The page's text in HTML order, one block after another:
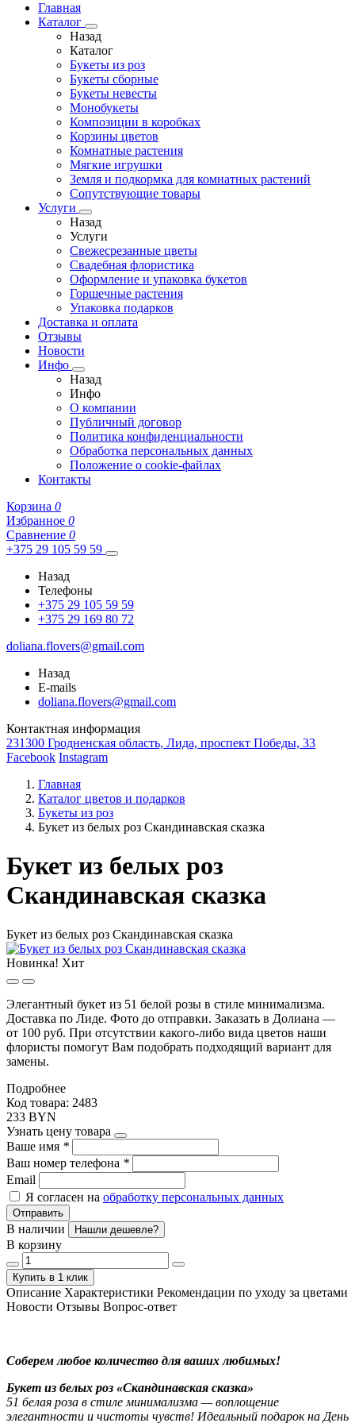
Главная
Каталог
Назад
Каталог
Букеты из роз
Букеты сборные
Букеты невесты
Монобукеты
Композиции в коробках
Корзины цветов
Комнатные растения
Мягкие игрушки
Земля и подкормка для комнатных растений
Сопутствующие товары
Услуги
Назад
Услуги
Свежесрезанные цветы
Свадебная флористика
Оформление и упаковка букетов
Горшечные растения
Упаковка подарков
Доставка и оплата
Отзывы
Новости
Инфо
Назад
Инфо
О компании
Публичный договор
Политика конфиденциальности
Обработка персональных данных
Положение о cookie-файлах
Контакты
Корзина 0
Избранное 0
Сравнение 0
+375 29 105 59 59
Назад
Телефоны
+375 29 105 59 59
+375 29 169 80 72
doliana.flovers@gmail.com
Назад
E-mails
doliana.flovers@gmail.com
Контактная информация
231300 Гродненская область, Лида, проспект Победы, 33
Facebook Instagram
Главная
Каталог цветов и подарков
Букеты из роз
Букет из белых роз Скандинавская сказка
Букет из белых роз
Скандинавская сказка
Букет из белых роз Скандинавская сказка
Новинка! Хит
Элегантный букет из 51 белой розы в стиле минимализма.
Доставка по Лиде. Фото до отправки. Заказать в Долиана —
от 100 руб. При отсутствии какого-либо вида цветов наши
флористы помогут Вам подобрать подходящий вариант для
замены.
Подробнее
Код товара: 2483
233 BYN
Узнать цену товара
Ваше имя *
Ваш номер телефона *
Email
Я согласен на обработку персональных данных
Отправить
В наличии Нашли дешевле?
В корзину
Купить в 1 клик
Описание Характеристики Рекомендации по уходу за цветами
Новости Отзывы Вопрос-ответ
Соберем любое количество для ваших любимых!
Букет из белых роз «Скандинавская сказка»
51 белая роза в стиле минимализма — воплощение
элегантности и чистоты чувств! Идеальный подарок на День